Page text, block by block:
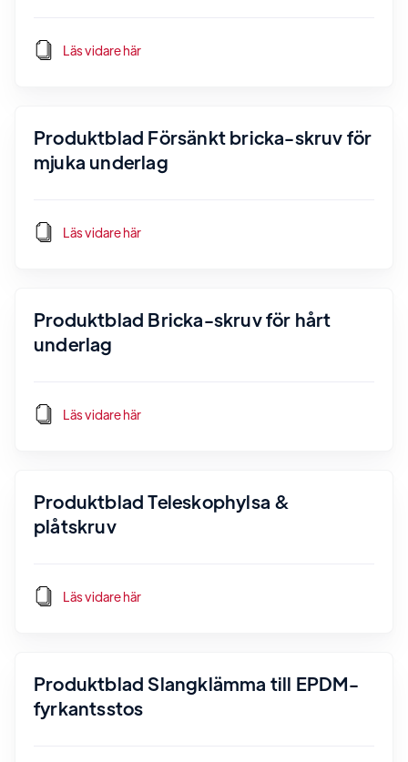
Läs vidare här
Produktblad Försänkt bricka-skruv för
mjuka underlag
Läs vidare här
Produktblad Bricka-skruv för hårt
underlag
Läs vidare här
Produktblad Teleskophylsa &
plåtskruv
Läs vidare här
Produktblad Slangklämma till EPDM-
fyrkantsstos